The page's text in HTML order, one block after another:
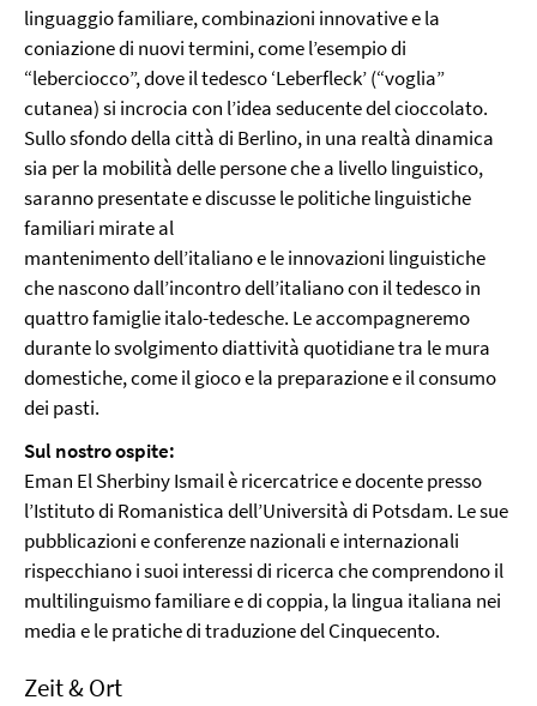
linguaggio familiare, combinazioni innovative e la
coniazione di nuovi termini, come l’esempio di
“leberciocco”, dove il tedesco ‘Leberfleck’ (“voglia”
cutanea) si incrocia con l’idea seducente del cioccolato.
Sullo sfondo della città di Berlino, in una realtà dinamica
sia per la mobilità delle persone che a livello linguistico,
saranno presentate e discusse le politiche linguistiche
familiari mirate al
mantenimento dell’italiano e le innovazioni linguistiche
che nascono dall’incontro dell’italiano con il tedesco in
quattro famiglie italo-tedesche. Le accompagneremo
durante lo svolgimento diattività quotidiane tra le mura
domestiche, come il gioco e la preparazione e il consumo
dei pasti.
Sul nostro ospite:
Eman El Sherbiny Ismail è ricercatrice e docente presso
l’Istituto di Romanistica dell’Università di Potsdam. Le sue
pubblicazioni e conferenze nazionali e internazionali
rispecchiano i suoi interessi di ricerca che comprendono il
multilinguismo familiare e di coppia, la lingua italiana nei
media e le pratiche di traduzione del Cinquecento.
Zeit & Ort